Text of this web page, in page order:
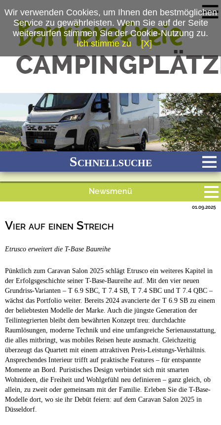
Schnellsuche
Ganzjährig geöffnet
Newsmenü
Campingplätze
Camping & Caravan
Touristik
Vier auf einen Streich
01.09.2025
Etrusco erweitert die T-Base Baureihe
Pünktlich zum Caravan Salon 2025 schlägt Etrusco ein weiteres Kapitel in
der Erfolgsgeschichte seiner T-Base-Baureihe auf. Mit den vier neuen
Grundriss-Varianten – T 6.9 SBC, T 7.4 SB, T 7.4 SBC und T 7.4 QBC –
wächst das Portfolio weiter. Bereits 2024 avancierte der T 6.9 SB zu einem
der beliebtesten Modelle der Marke. Auch die jüngste Generation der
Teilintegrierten bleibt dem bewährten Konzept treu: durchdachte
Raumlösungen, moderne Technik und eine umfangreiche Serienausstattung,
die alles mitbringt, was mobiles Reisen heute ausmacht. Gleichzeitig
überzeugt das Quartett mit einem attraktiven Preis-Leistungs-Verhältnis.
Ansprechendes Interieur trifft auf praktische Features – für entspannte
Momente an Bord. Puristisches Design verbindet sich mit smarten
Wohnideen, die Freiheit und Wohlgefühl neu definieren – ganz gleich, ob
allein, zu zweit oder gemeinsam mit der Familie. Erleben Sie die T-Base-
Modelle dort, wo sie ihr Debüt feiern: auf dem Caravan Salon 2025 in
Düsseldorf.
Wir verwenden Cookies, um Ihnen den bestmöglichen
Service zu gewährleisten. Wenn Sie auf der Seite
weitersurfen stimmen Sie der Cookie-Nutzung zu.
Ich stimme zu
[X]